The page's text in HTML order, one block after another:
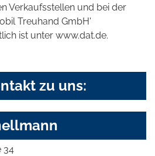
Verkaufsstellen und bei der
Treuhand GmbH'
ist unter www.dat.de.
zu uns:
34